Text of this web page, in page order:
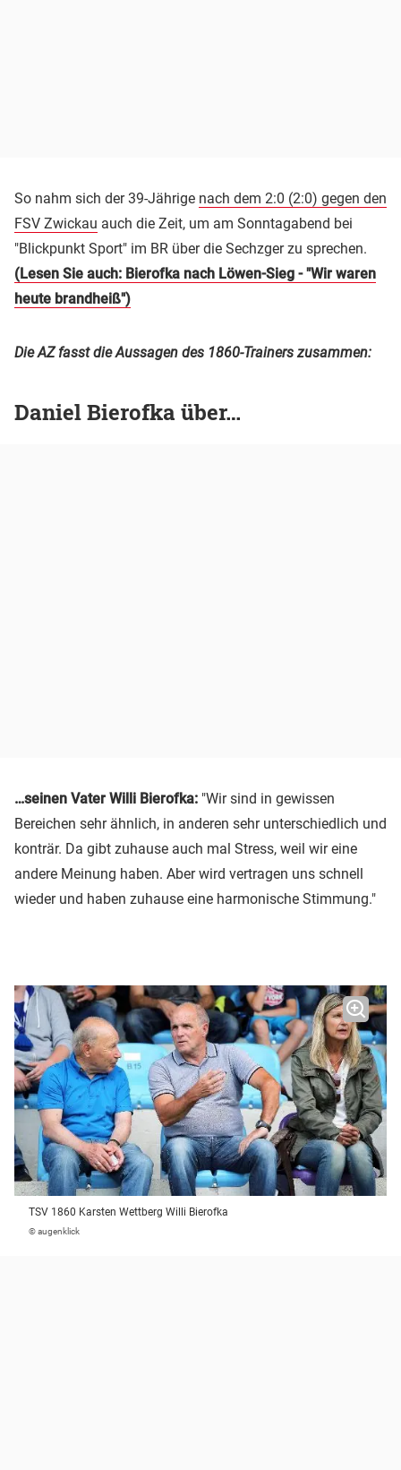
So nahm sich der 39-Jährige nach dem 2:0 (2:0) gegen den
FSV Zwickau auch die Zeit, um am Sonntagabend bei
"Blickpunkt Sport" im BR über die Sechzger zu sprechen.
(Lesen Sie auch: Bierofka nach Löwen-Sieg - "Wir waren
heute brandheiß")
Die AZ fasst die Aussagen des 1860-Trainers zusammen:
Daniel Bierofka über…
…seinen Vater Willi Bierofka: "Wir sind in gewissen
Bereichen sehr ähnlich, in anderen sehr unterschiedlich und
konträr. Da gibt zuhause auch mal Stress, weil wir eine
andere Meinung haben. Aber wird vertragen uns schnell
wieder und haben zuhause eine harmonische Stimmung."
TSV 1860 Karsten Wettberg Willi Bierofka
© augenklick